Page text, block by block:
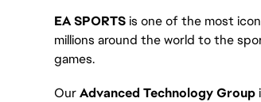
EA SPORTS is one of the most
millions around the world to the
games.
Our Advanced Technology Group